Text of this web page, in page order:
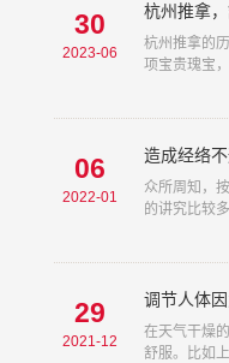
30
2023-06
杭州推拿
杭州推拿的
项宝贵瑰宝
06
2022-01
造成经络
众所周知，
的讲究比较
29
2021-12
调节人体
在天气干燥
舒服。比如